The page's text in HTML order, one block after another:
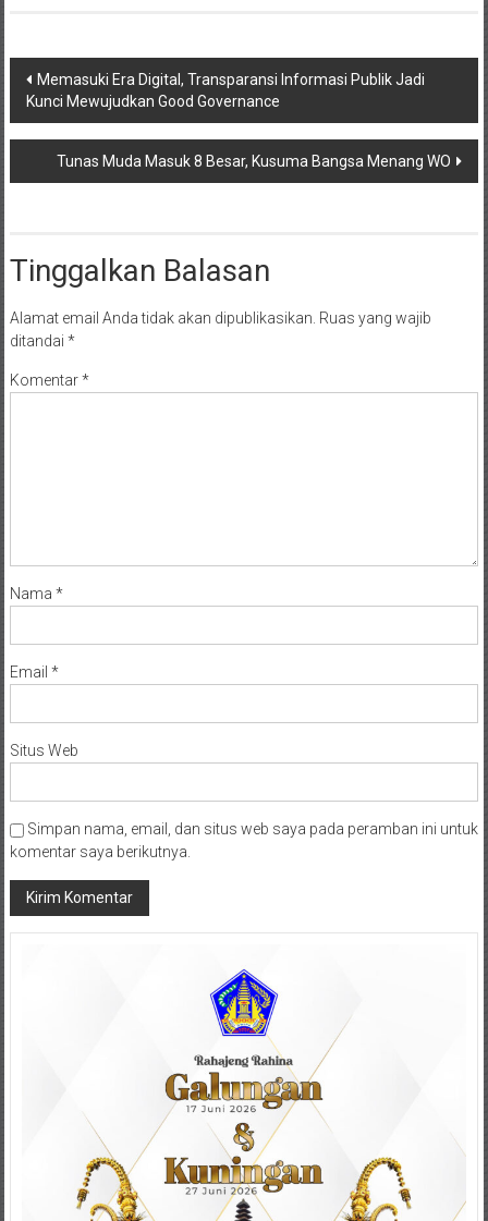
Navigasi
pos
Memasuki Era Digital, Transparansi Informasi Publik Jadi
Kunci Mewujudkan Good Governance
Tunas Muda Masuk 8 Besar, Kusuma Bangsa Menang WO
Tinggalkan Balasan
Alamat email Anda tidak akan dipublikasikan. Ruas yang wajib
ditandai *
Komentar*
Nama *
Email *
Situs Web
Simpan nama, email, dan situs web saya pada peramban ini untuk
komentar saya berikutnya.